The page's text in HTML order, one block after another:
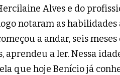
Alves e do
notaram as
a andar, seis
aprendeu a ler. Nessa
que hoje Benício já